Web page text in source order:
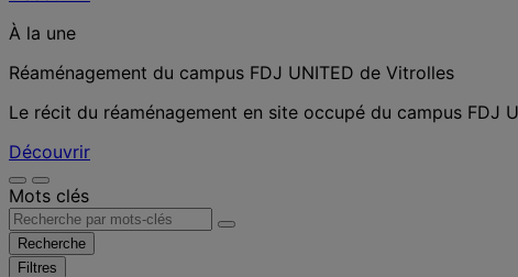
À la une
Réaménagement du campus FDJ UNITED de Vitrolles
Le récit du réaménagement en site occupé du campus
Découvrir
Mots clés
Recherche
Filtres